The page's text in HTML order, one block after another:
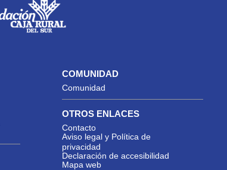
COMUNIDAD
Comunidad
OTROS ENLACES
Contacto
Aviso legal y Política de
privacidad
Declaración de accesibilidad
Mapa web